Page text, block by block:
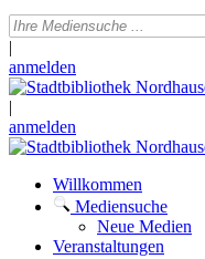
|
anmelden
|
anmelden
Willkommen
Mediensuche
Neue Medien
Veranstaltungen